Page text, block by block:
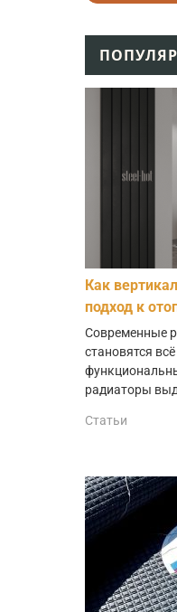
Как
подход к
Современные
становятся
радиаторы
Статьи